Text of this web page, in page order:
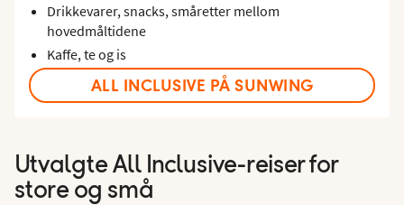
Drikkevarer, snacks, småretter mellom
hovedmåltidene
Kaffe, te og is
ALL INCLUSIVE PÅ SUNWING
Utvalgte All Inclusive-reiser for
store og små